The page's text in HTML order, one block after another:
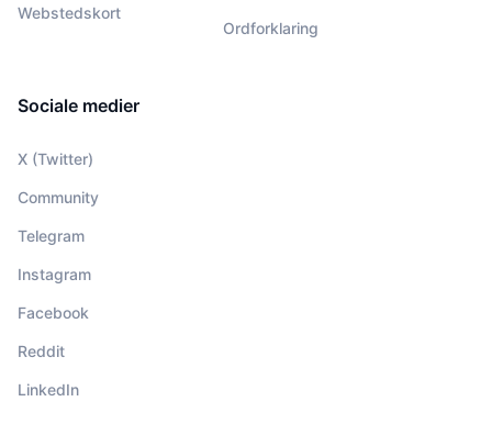
Webstedskort
Ordforklaring
Sociale medier
X (Twitter)
Community
Telegram
Instagram
Facebook
Reddit
LinkedIn